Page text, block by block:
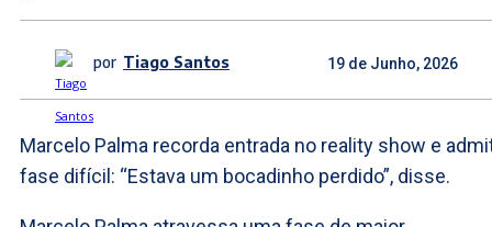
por Tiago Santos 19 de Junho, 2026
Marcelo Palma recorda entrada no reality show e
fase difícil: “Estava um bocadinho perdido”, disse.